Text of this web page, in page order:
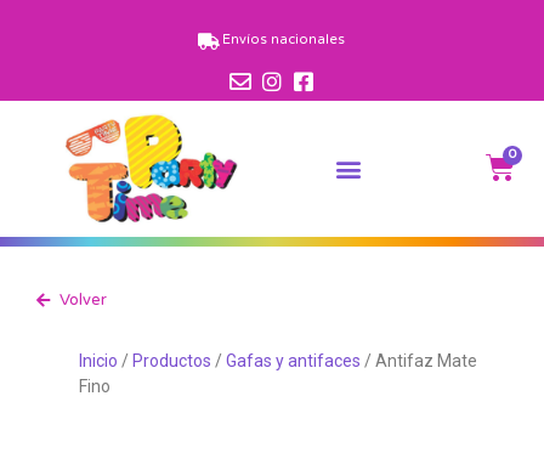
Envíos nacionales
0
Volver
Inicio / Productos /Gafas y antifaces / Antifaz Mate
Fino